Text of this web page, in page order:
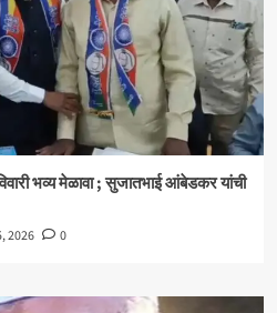
भव्य मेळावा ; सुजातभाई आंबेडकर यांची
2026 0